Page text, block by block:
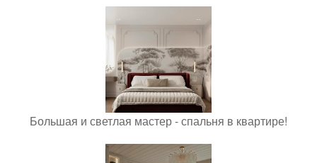
Большая и светлая мастер - спальня в квартире!